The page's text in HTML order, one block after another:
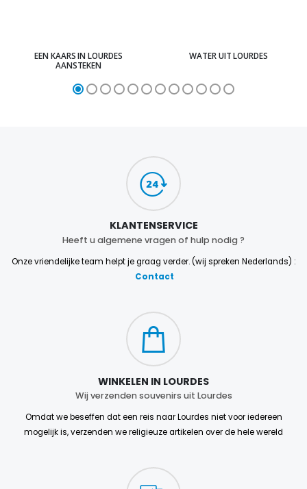
EEN KAARS IN LOURDES
AANSTEKEN
WATER UIT LOURDES
KLANTENSERVICE
Heeft u algemene vragen of hulp nodig ?
Onze vriendelijke team helpt je graag verder. (wij spreken Nederlands) :
Contact
WINKELEN IN LOURDES
Wij verzenden souvenirs uit Lourdes
Omdat we beseffen dat een reis naar Lourdes niet voor iedereen
mogelijk is, verzenden we religieuze artikelen over de hele wereld